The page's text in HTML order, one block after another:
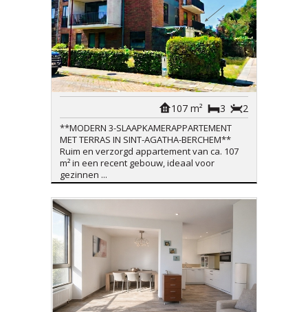
Appartement € 365.000
Sint-Agatha-Berchem
2
3
107 m²
**MODERN 3-SLAAPKAMERAPPARTEMENT
MET TERRAS IN SINT-AGATHA-BERCHEM**
Ruim en verzorgd appartement van ca. 107
m² in een recent gebouw, ideaal voor
gezinnen ...